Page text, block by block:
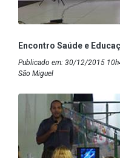
Encontro Saúde e
Publicado em: 30/12/2015
São Miguel